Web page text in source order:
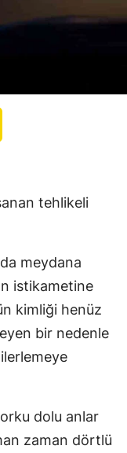
tehlikeli
meydana
istikametine
kimliği henüz
bir nedenle
dolu anlar
zaman dörtlü